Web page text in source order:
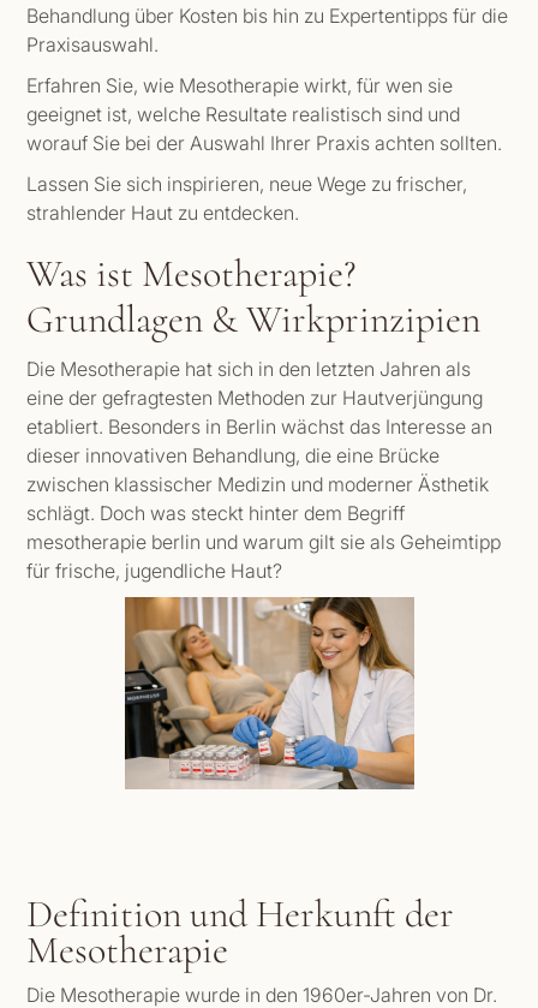
Behandlung über Kosten bis hin zu Expertentipps für die
Praxisauswahl.
Erfahren Sie, wie Mesotherapie wirkt, für wen sie
geeignet ist, welche Resultate realistisch sind und
worauf Sie bei der Auswahl Ihrer Praxis achten sollten.
Lassen Sie sich inspirieren, neue Wege zu frischer,
strahlender Haut zu entdecken.
Was ist Mesotherapie?
Grundlagen & Wirkprinzipien
Die Mesotherapie hat sich in den letzten Jahren als
eine der gefragtesten Methoden zur Hautverjüngung
etabliert. Besonders in Berlin wächst das Interesse an
dieser innovativen Behandlung, die eine Brücke
zwischen klassischer Medizin und moderner Ästhetik
schlägt. Doch was steckt hinter dem Begriff
mesotherapie berlin und warum gilt sie als Geheimtipp
für frische, jugendliche Haut?
Definition und Herkunft der
Mesotherapie
Die Mesotherapie wurde in den 1960er-Jahren von Dr.